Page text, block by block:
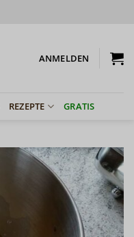
ANMELDEN
REZEPTE GRATIS